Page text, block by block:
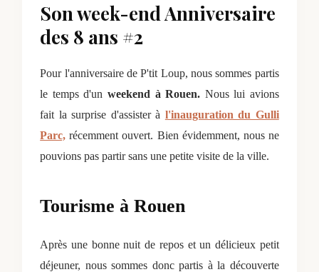
Son week-end Anniversaire
des 8 ans #2
Pour l'anniversaire de P'tit Loup, nous sommes partis
le temps d'un weekend à Rouen. Nous lui avions
fait la surprise d'assister à l'inauguration du Gulli
Parc, récemment ouvert. Bien évidemment, nous ne
pouvions pas partir sans une petite visite de la ville.
Tourisme à Rouen
Après une bonne nuit de repos et un délicieux petit
déjeuner, nous sommes donc partis à la découverte